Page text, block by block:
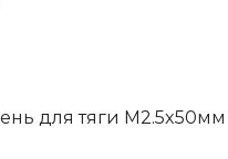
для тяги M2.5x50мм